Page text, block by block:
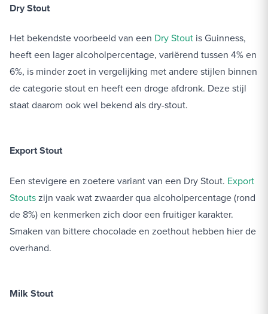
Dry Stout
Het bekendste voorbeeld van een Dry Stout is Guinness,
heeft een lager alcoholpercentage, variërend tussen 4% en
6%, is minder zoet in vergelijking met andere stijlen binnen
de categorie stout en heeft een droge afdronk. Deze stijl
staat daarom ook wel bekend als dry-stout.
Export Stout
Een stevigere en zoetere variant van een Dry Stout. Export
Stoutszijn vaak wat zwaarder qua alcoholpercentage (rond
de 8%) en kenmerken zich door een fruitiger karakter.
Smaken van bittere chocolade en zoethout hebben hier de
overhand.
Milk Stout